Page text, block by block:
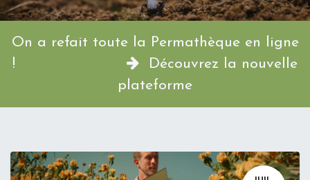
On a refait toute la Permathèque en ligne
!
Découvrez la nouvelle
plateforme